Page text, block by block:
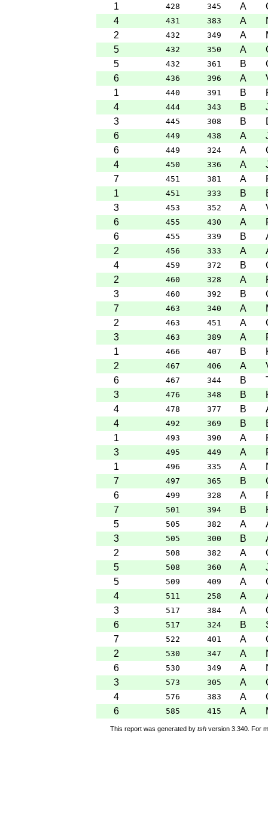
1
428 345 A
4
431 383 A
2
432 349 A
5
432 350 A
5
432 361 B
6
436 396 A
1
440 391 B
4
444 343 B
3
445 308 B
6
449 438 A
6
449 324 A
4
450 336 A
7
451 381 A
1
451 333 B
3
453 352 A
6
455 430 A
6
455 339 B
2
456 333 A
4
459 372 B
2
460 328 A
3
460 392 B
7
463 340 A
2
463 451 A
3
463 389 A
1
466 407 B
2
467 406 A
6
467 344 B
3
476 348 B
4
478 377 B
4
492 369 B
1
493 390 A
3
495 449 A
1
496 335 A
7
497 365 B
6
499 328 A
7
501 394 B
5
505 382 A
3
505 300 B
2
508 382 A
5
508 360 A
5
509 409 A
4
511 258 A
3
517 384 A
6
517 324 B
7
522 401 A
2
530 347 A
6
530 349 A
3
573 305 A
4
576 383 A
6
585 415 A
This report was generated by tsh version 3.340. For